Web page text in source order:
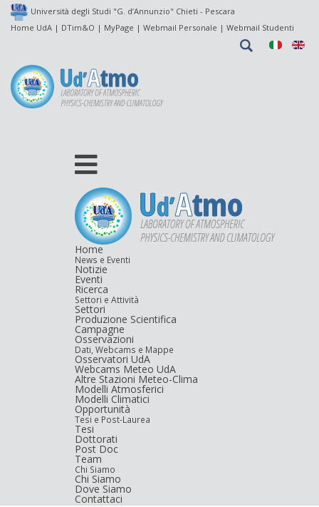
Università degli Studi "G. d’Annunzio" Chieti - Pescara
Home UdA | DTim&O | MyPage | Webmail Personale | Webmail Studenti
Home
News e Eventi
Notizie
Eventi
Ricerca
Settori e Attività
Settori
Produzione Scientifica
Campagne
Osservazioni
Dati, Webcams e Mappe
Osservatori UdA
Webcams Meteo UdA
Altre Stazioni Meteo-Clima
Modelli Atmosferici
Modelli Climatici
Opportunità
Tesi e Post-Laurea
Tesi
Dottorati
Post Doc
Team
Chi Siamo
Chi Siamo
Dove Siamo
Contattaci